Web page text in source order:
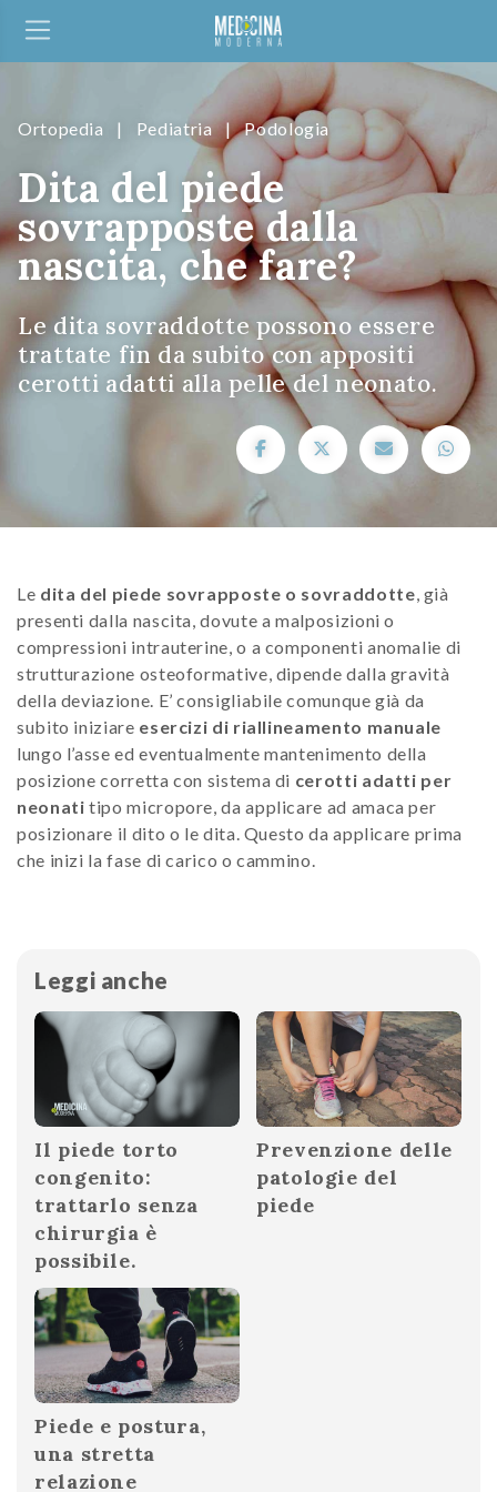
Ortopedia | Pediatria | Podologia
Dita del piede
sovrapposte dalla
nascita, che fare?
Le dita sovraddotte possono essere
trattate fin da subito con appositi
cerotti adatti alla pelle del neonato.
Le dita del piede sovrapposte o sovraddotte, già
presenti dalla nascita, dovute a malposizioni o
compressioni intrauterine, o a componenti anomalie di
strutturazione osteoformative, dipende dalla gravità
della deviazione. E’ consigliabile comunque già da
subito iniziare esercizi di riallineamento manuale
lungo l’asse ed eventualmente mantenimento della
posizione corretta con sistema di cerotti adatti per
neonati tipo micropore, da applicare ad amaca per
posizionare il dito o le dita. Questo da applicare prima
che inizi la fase di carico o cammino.
Leggi anche
Il piede torto
congenito:
trattarlo senza
chirurgia è
possibile.
Prevenzione delle
patologie del
piede
Piede e postura,
una stretta
relazione